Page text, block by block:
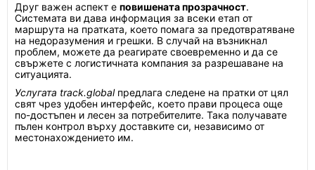
Друг важен аспект е повишената прозрачност.
Системата ви дава информация за всеки етап от
маршрута на пратката, което помага за предотвратяване
на недоразумения и грешки. В случай на възникнал
проблем, можете да реагирате своевременно и да се
свържете с логистичната компания за разрешаване на
ситуацията.
Услугата track.globalпредлага следене на пратки от цял
свят чрез удобен интерфейс, което прави процеса още
по-достъпен и лесен за потребителите. Така получавате
пълен контрол върху доставките си, независимо от
местонахождението им.